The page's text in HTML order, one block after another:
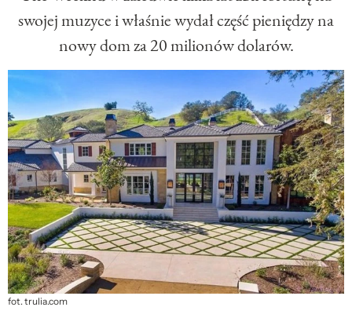
swojej muzyce i właśnie wydał część pieniędzy na
nowy dom za 20 milionów dolarów.
fot. trulia.com